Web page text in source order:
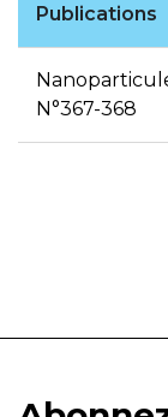
Publications
N°367-368